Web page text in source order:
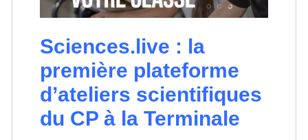
Sciences.live : la
première plateforme
d’ateliers scientifiques
du CP à la Terminale